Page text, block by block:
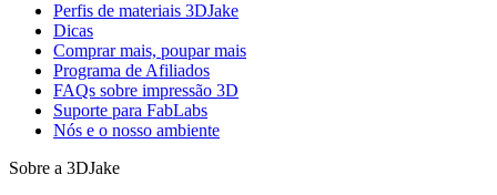
Perfis de materiais 3DJake
Dicas
Comprar mais, poupar mais
Programa de Afiliados
FAQs sobre impressão 3D
Suporte para FabLabs
Nós e o nosso ambiente
Sobre a 3DJake